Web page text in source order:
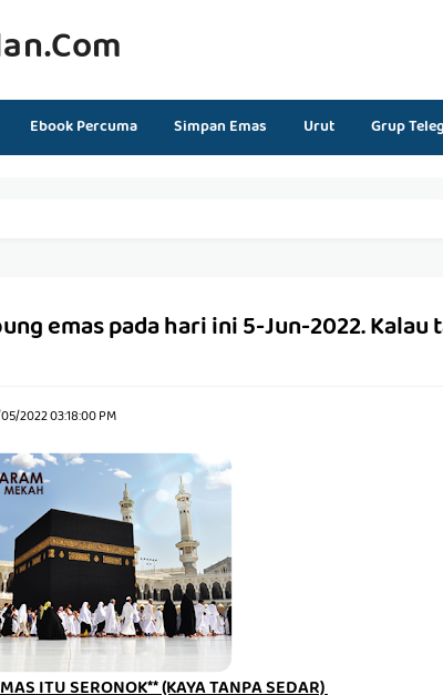
Ebook Percuma Simpan Emas Urut Grup
emas pada hari ini 5-Jun-2022.
2022 03:18:00 PM